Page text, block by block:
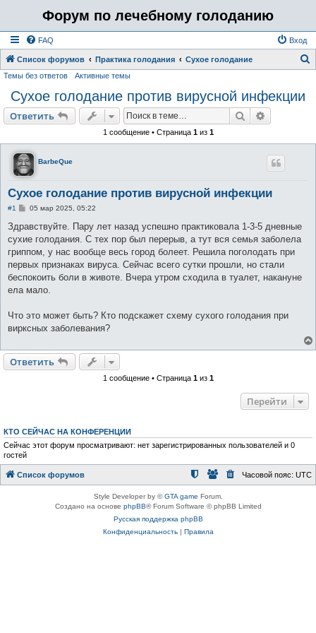
Форум по лечебному голоданию
FAQ Вход
Список форумов Практика голодания Сухое голодание
Темы без ответов Активные темы
Сухое голодание против вирусной инфекции
Ответить Поиск
1 сообщение • Страница 1из 1
BarbeQue
Сухое голодание против вирусной инфекции
#1
С
о
щ
е
и
е
05 мар 2025, 05:22
Здравствуйте. Пару лет назад успешно практиковала 1-3-5 дневные
сухие голодания. С тех пор был перерыв, а тут вся семья заболела
гриппом, у нас вообще весь город болеет. Решила поголодать при
первых признаках вируса. Сейчас всего сутки прошли, но стали
беспокоить боли в животе. Вчера утром сходила в туалет, накануне
ела мало.
Что это может быть? Кто подскажет схему сухого голодания при
вирксных заболевания?
Ответить
1 сообщение • Страница 1из 1
Перейти
КТО СЕЙЧАС НА КОНФЕРЕНЦИИ
Сейчас этот форум просматривают: нет зарегистрированных пользователей и 0
гостей
Список форумов Часовой пояс: UTC
Style Developer by ©GTA game Forum.
Создано на основе phpBB® Forum Software © phpBB Limited
Русская поддержка phpBB
Конфиденциальность| Правила